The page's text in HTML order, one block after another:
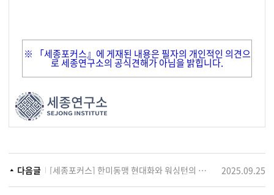
※ 「세종포커스』에 게재된 내용은 필자의 개인적인 의견으
로 세종연구소의 공식견해가 아님을 밝힙니다.
다음글 [세종포커스] 한미동맹 현대화와 워싱턴의 전략적 시각 2025.09.25